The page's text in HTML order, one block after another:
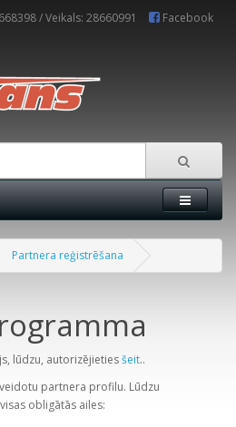
/ Veikals: 28660991 Facebook
Partnera reģistrēšana
lūdzu, autorizējietiesšeit..
partnera profilu. Lūdzu
obligātās ailes: